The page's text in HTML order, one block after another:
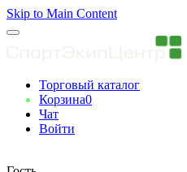
Skip to Main Content
Торговый каталог
Корзина0
Чат
Войти